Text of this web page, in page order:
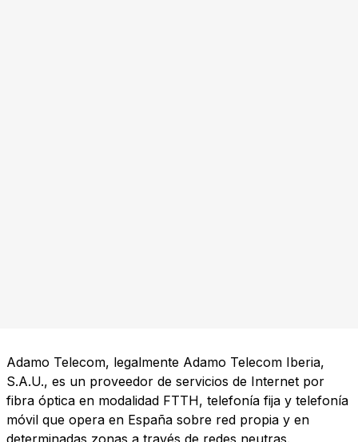
Adamo Telecom, legalmente Adamo Telecom Iberia,
S.A.U., es un proveedor de servicios de Internet por
fibra óptica en modalidad FTTH, telefonía fija y telefonía
móvil que opera en España sobre red propia y en